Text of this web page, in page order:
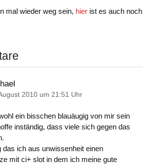
mal wieder weg sein, hierist es auch noch
2010 um 21:51 Uhr
ein bisschen blauäugig von mir sein
inständig, dass viele sich gegen das
das ich aus unwissenheit einen
mit ci+ slot in dem ich meine gute